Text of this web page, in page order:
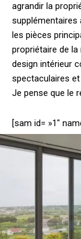
agrandir la
supplémentaires
les pièces
propriétaire de
design intérieur
spectaculaires
Je pense que le
[sam id= »1″